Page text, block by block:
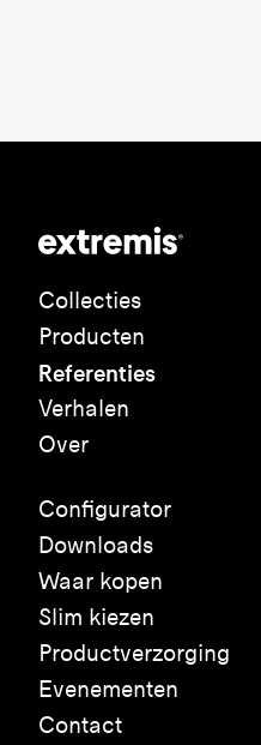
Collecties
Producten
Referenties
Verhalen
Over
Configurator
Downloads
Waar kopen
Slim kiezen
Productverzorging
Evenementen
Contact